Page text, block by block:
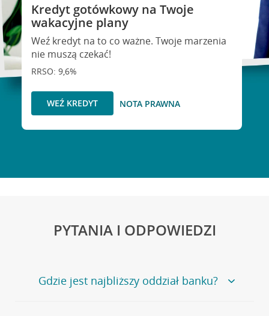
Kredyt gotówkowy na Twoje
wakacyjne plany
Weź kredyt na to co ważne. Twoje marzenia
nie muszą czekać!
RRSO: 9,6%
WEŹ KREDYT NOTA PRAWNA
PYTANIA I ODPOWIEDZI
Gdzie jest najbliższy oddział banku?